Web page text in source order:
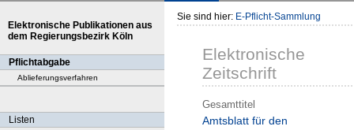
Elektronische Publikationen aus
dem Regierungsbezirk Köln
Pflichtabgabe
Ablieferungsverfahren
Listen
Sie sind hier: E-Pflicht-Sammlung
Elektronische
Zeitschrift
Gesamttitel
Amtsblatt für den